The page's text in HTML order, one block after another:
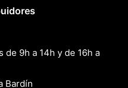
de 9h a 14h y de 16h a
Bardín